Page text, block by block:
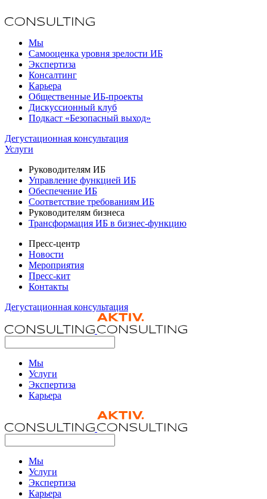
Мы
Самооценка уровня зрелости ИБ
Экспертиза
Консалтинг
Карьера
Общественные ИБ-проекты
Дискуссионный клуб
Подкаст «Безопасный выход»
Дегустационная консультация
Услуги
Руководителям ИБ
Управление функцией ИБ
Обеспечение ИБ
Соответствие требованиям ИБ
Руководителям бизнеса
Трансформация ИБ в бизнес-функцию
Пресс-центр
Новости
Мероприятия
Пресс-кит
Контакты
Дегустационная консультация
Мы
Услуги
Экспертиза
Карьера
Мы
Услуги
Экспертиза
Карьера